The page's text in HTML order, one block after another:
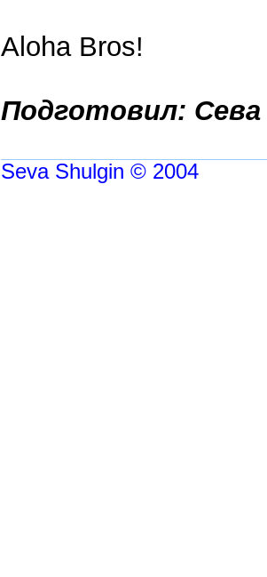
Aloha Bros!
Подготовил:
Seva Shulgin © 2004